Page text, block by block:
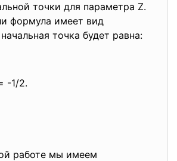
точки для параметра Z.
формула имеет вид
точка будет равна:
-1/2.
мы имеем